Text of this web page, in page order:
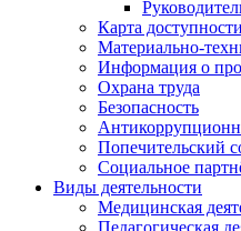
Карта доступности
Материально-
Информация о
Охрана труда
Безопасность
Попечительский
Социальное
Виды деятельности
Медицинская
Педагогическая